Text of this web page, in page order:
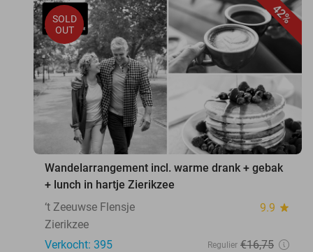
42%
SOLD
OUT
Wandelarrangement incl. warme drank + gebak
+ lunch in hartje Zierikzee
‘t Zeeuwse Flensje
9.9 star
Zierikzee
Verkocht: 395
Regulier €16,75